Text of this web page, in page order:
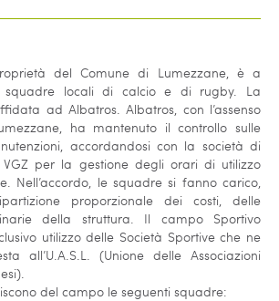
del Comune di Lumezzane, è a
squadre locali di calcio e di rugby. La
ad Albatros. Albatros, con l’assenso
ha mantenuto il controllo sulle
accordandosi con la società di
VGZ per la gestione degli orari di utilizzo
Nell’accordo, le squadre si fanno carico,
proporzionale dei costi, delle
della struttura. Il campo Sportivo
utilizzo delle Società Sportive che ne
all’U.A.S.L. (Unione delle Associazioni
del campo le seguenti squadre: